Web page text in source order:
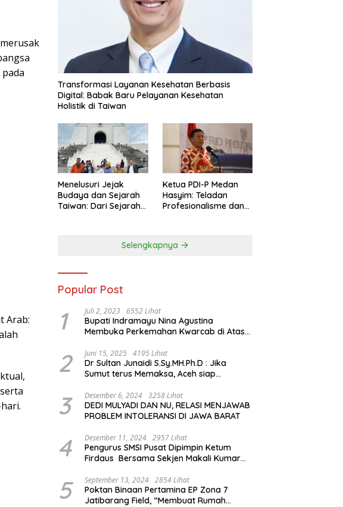
Arab:
Transformasi Layanan Kesehatan Berbasis
Digital: Babak Baru Pelayanan Kesehatan
Holistik di Taiwan
Menelusuri Jejak
Budaya dan Sejarah
Taiwan: Dari Sejarah
Sejarah Chiang Kai-
Ketua PDI-P Medan
Hasyim: Teladan
Profesionalisme dan
Selengkapnya
Popular Post
1 Juli 2, 2023 6552 Lihat
Bupati Indramayu Nina Agustina
Membuka Perkemahan Kwarcab di Atas
2 Juni 15, 2025 4195 Lihat
Dr Sultan Junaidi S.Sy.MH.Ph.D : Jika
Sumut terus Memaksa, Aceh siap
Internasional
3 Desember 6, 2024 3258 Lihat
DEDI MULYADI DAN NU, RELASI MENJAWAB
PROBLEM INTOLERANSI DI JAWA BARAT
4 Desember 11, 2024 2957 Lihat
Pengurus SMSI Pusat Dipimpin Ketum
Firdaus Bersama Sekjen Makali Kumar
Yusuf
5 September 13, 2024 2854 Lihat
Poktan Binaan Pertamina EP Zona 7
Jatibarang Field, “Membuat Rumah